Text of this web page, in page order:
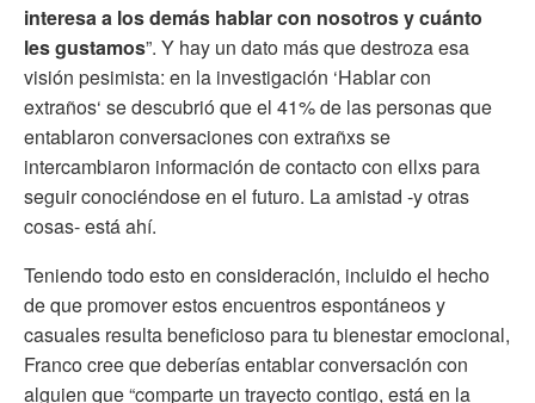
interesa a los demás hablar con nosotros y cuánto
les gustamos”. Y hay un dato más que destroza esa
visión pesimista: en la investigación ‘Hablar con
extraños‘ se descubrió que el 41% de las personas que
entablaron conversaciones con extrañxs se
intercambiaron información de contacto con ellxs para
seguir conociéndose en el futuro. La amistad -y otras
cosas- está ahí.
Teniendo todo esto en consideración, incluido el hecho
de que promover estos encuentros espontáneos y
casuales resulta beneficioso para tu bienestar emocional,
Franco cree que deberías entablar conversación con
alguien que “comparte un trayecto contigo, está en la